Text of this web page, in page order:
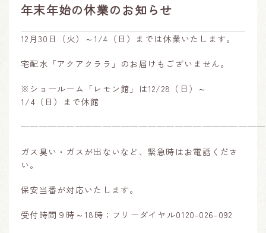
年末年始の休業のお知らせ
12月30日（火）～1/4（日）までは休業いたします。
宅配水「アクアクララ」のお届けもございません。
※ショールーム「レモン館」は12/28（日）～
1/4（日）まで休館
ガス臭い・ガスが出ないなど、緊急時はお電話くださ
い。
保安当番が対応いたします。
受付時間９時～18時：フリーダイヤル0120-026-092